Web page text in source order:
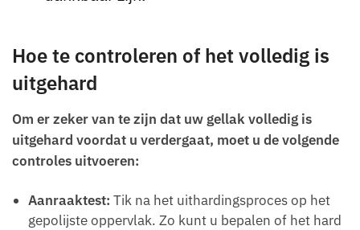
Hoe te controleren of het volledig is
uitgehard
Om er zeker van te zijn dat uw gellak volledig is
uitgehard voordat u verdergaat, moet u de volgende
controles uitvoeren:
Aanraaktest: Tik na het uithardingsproces op het
gepolijste oppervlak. Zo kunt u bepalen of het hard